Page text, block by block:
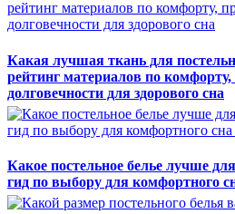
Какая лучшая ткань для
рейтинг материалов по
долговечности для здорового сна
Какое постельное белье лучше
гид по выбору для комфортного